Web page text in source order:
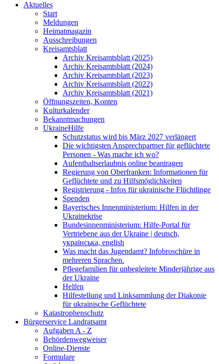
Aktuelles
Start
Meldungen
Heimatmagazin
Ausschreibungen
Kreisamtsblatt
Archiv Kreisamtsblatt (2025)
Archiv Kreisamtsblatt (2024)
Archiv Kreisamtsblatt (2023)
Archiv Kreisamtsblatt (2022)
Archiv Kreisamtsblatt (2021)
Öffnungszeiten, Konten
Kulturkalender
Bekanntmachungen
UkraineHilfe
Schutzstatus wird bis März 2027 verlängert
Die wichtigsten Ansprechpartner für geflüchtete
Personen - Was mache ich wo?
Aufenthaltserlaubnis online beantragen
Regierung von Oberfranken: Informationen für
Geflüchtete und zu Hilfsmöglichkeiten
Registrierung - Infos für ukrainische Flüchtlinge
Spenden
Bayerisches Innenministerium: Hilfen in der
Ukrainekrise
Bundesinnenministerium: Hilfe-Portal für
Vertriebene aus der Ukraine | deutsch,
українська, english
Was macht das Jugendamt? Infobroschüre in
mehreren Sprachen.
Pflegefamilien für unbegleitete Minderjährige aus
der Ukraine
Helfen
Hilfestellung und Linksammlung der Diakonie
für ukrainische Geflüchtete
Katastrophenschutz
Bürgerservice Landratsamt
Aufgaben A - Z
Behördenwegweiser
Online-Dienste
Formulare